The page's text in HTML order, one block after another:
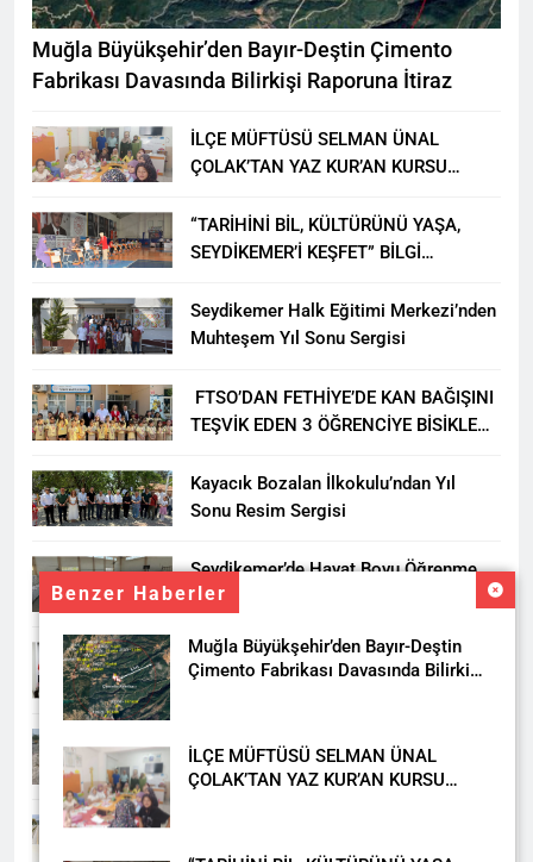
Benzer Haberler
Muğla Büyükşehir’den Bayır-Deştin
Çimento Fabrikası Davasında Bilirkişi
İLÇE MÜFTÜSÜ SELMAN ÜNAL
ÇOLAK’TAN YAZ KUR’AN KURSU
Muğla Büyükşehir’den Bayır-Deştin Çimento
Fabrikası Davasında Bilirkişi Raporuna İtiraz
İLÇE MÜFTÜSÜ SELMAN ÜNAL
ÇOLAK’TAN YAZ KUR’AN KURSU
“TARİHİNİ BİL, KÜLTÜRÜNÜ YAŞA,
SEYDİKEMER’İ KEŞFET” BİLGİ
Seydikemer Halk Eğitimi Merkezi’nden
Muhteşem Yıl Sonu Sergisi
FTSO’DAN FETHİYE’DE KAN BAĞIŞINI
TEŞVİK EDEN 3 ÖĞRENCİYE BİSİKLET
Kayacık Bozalan İlkokulu’ndan Yıl
Sonu Resim Sergisi
Seydikemer’de Hayat Boyu Öğrenme
Haftası Kadıköy Sergisiyle Başladı
DALAMAN KENT PARK PROJESİ İÇİN
BAŞKAN DURMUŞ’A YETKİ VERİLDİ
Seydikemer’de Akçay Deresi Tepkisi
Büyüyor: “Yetkililer Vatandaşın Sesini
Duysun”
Tutuklama